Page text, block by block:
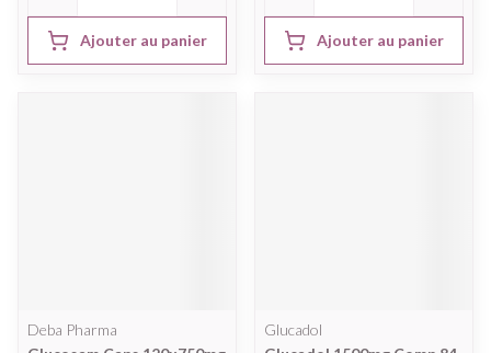
Ajouter au panier Ajouter au panier
Deba Pharma
Glucadol